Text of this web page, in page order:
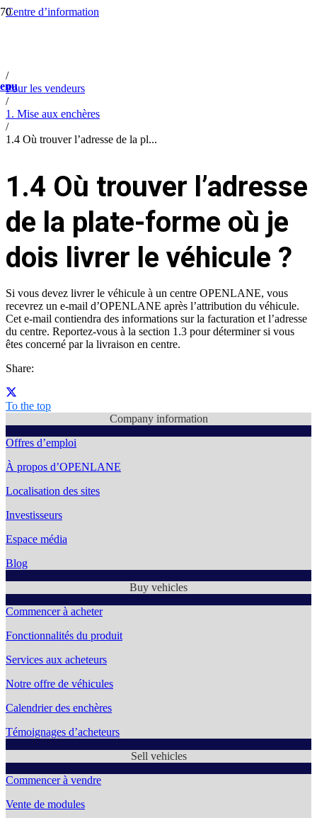
Centre d’information
/
Pour les vendeurs
/
1. Mise aux enchères
/
1.4 Où trouver l’adresse de la pl...
1.4 Où trouver l’adresse
de la plate-forme où je
dois livrer le véhicule ?
Si vous devez livrer le véhicule à un centre OPENLANE, vous
recevrez un e-mail d’OPENLANE après l’attribution du véhicule.
Cet e-mail contiendra des informations sur la facturation et l’adresse
du centre. Reportez-vous à la section 1.3 pour déterminer si vous
êtes concerné par la livraison en centre.
Share:
To the top
Company information
Offres d’emploi
À propos d’OPENLANE
Localisation des sites
Investisseurs
Espace média
Blog
Buy vehicles
Commencer à acheter
Fonctionnalités du produit
Services aux acheteurs
Notre offre de véhicules
Calendrier des enchères
Témoignages d’acheteurs
Sell vehicles
Commencer à vendre
Vente de modules